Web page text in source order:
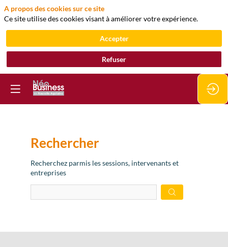
Rechercher
Recherchez parmis les sessions, intervenants et
entreprises
A propos des cookies sur ce site
Ce site utilise des cookies visant à améliorer votre expérience.
Accepter
Refuser